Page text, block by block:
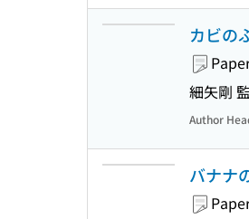
カビの
細矢剛
Author
バナナ